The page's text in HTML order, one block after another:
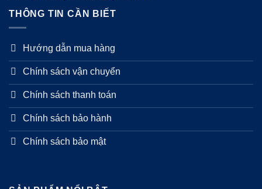
THÔNG TIN CẦN BIẾT
Hướng dẫn mua hàng
Chính sách vận chuyển
Chính sách thanh toán
Chính sách bảo hành
Chính sách bảo mật